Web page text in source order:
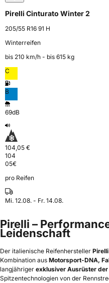
Pirelli Cinturato Winter 2
205/55 R16 91 H
Winterreifen
bis 210 km⁠/⁠h - bis 615 kg
C
B
69dB
104,05 €
104
05€
pro Reifen
Mi. 12.08. - Fr. 14.08.
Pirelli –
Leidenschaft
Der italienische Reifenhersteller Pirelli
Kombination aus Motorsport-DNA,
langjähriger exklusiver Ausrüster der
Spitzentechnologien von der